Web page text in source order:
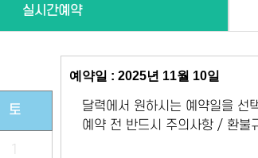
실시간예약
토
1
예약일 : 2025년 11월 10일
달력에서 원하시는 예약일을 선
예약 전 반드시 주의사항 / 환불